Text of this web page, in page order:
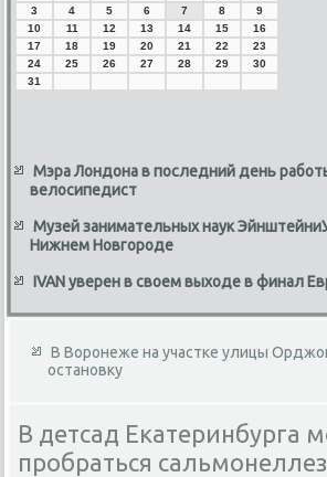
3
4 5 6 7 8
9
10
11 12 13 14 15
16
17
18 19 20 21 22
23
24
25 26 27 28 29
30
31
Мэра Лондона в последний день
велосипедист
Музей занимательных наук
Нижнем Новгороде
IVAN уверен в своем выходе в финал
В Воронеже на участке улицы
остановку
В детсад Екатеринбурга
пробраться сальмонеллез